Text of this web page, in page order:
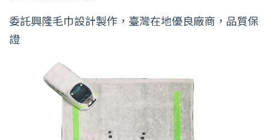
委託興隆毛巾設計製作，臺灣在地優良廠商，品質保
證